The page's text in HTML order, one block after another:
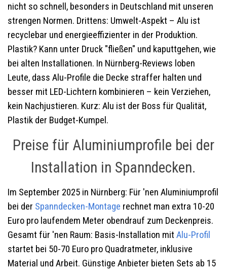
nicht so schnell, besonders in Deutschland mit unseren
strengen Normen. Drittens: Umwelt-Aspekt – Alu ist
recyclebar und energieeffizienter in der Produktion.
Plastik? Kann unter Druck "fließen" und kaputtgehen, wie
bei alten Installationen. In Nürnberg-Reviews loben
Leute, dass Alu-Profile die Decke straffer halten und
besser mit LED-Lichtern kombinieren – kein Verziehen,
kein Nachjustieren. Kurz: Alu ist der Boss für Qualität,
Plastik der Budget-Kumpel.
Preise für Aluminiumprofile bei der
Installation in Spanndecken.
Im September 2025 in Nürnberg: Für 'nen Aluminiumprofil
bei der Spanndecken-Montage rechnet man extra 10-20
Euro pro laufendem Meter obendrauf zum Deckenpreis.
Gesamt für 'nen Raum: Basis-Installation mit Alu-Profil
startet bei 50-70 Euro pro Quadratmeter, inklusive
Material und Arbeit. Günstige Anbieter bieten Sets ab 15